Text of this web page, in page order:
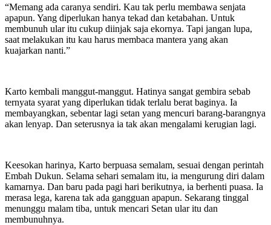
“Memang ada caranya sendiri. Kau tak perlu membawa senjata
apapun. Yang diperlukan hanya tekad dan ketabahan. Untuk
membunuh ular itu cukup diinjak saja ekornya. Tapi jangan lupa,
saat melakukan itu kau harus membaca mantera yang akan
kuajarkan nanti.”
Karto kembali manggut-manggut. Hatinya sangat gembira sebab
ternyata syarat yang diperlukan tidak terlalu berat baginya. Ia
membayangkan, sebentar lagi setan yang mencuri barang-barangnya
akan lenyap. Dan seterusnya ia tak akan mengalami kerugian lagi.
Keesokan harinya, Karto berpuasa semalam, sesuai dengan perintah
Embah Dukun. Selama sehari semalam itu, ia mengurung diri dalam
kamarnya. Dan baru pada pagi hari berikutnya, ia berhenti puasa. Ia
merasa lega, karena tak ada gangguan apapun. Sekarang tinggal
menunggu malam tiba, untuk mencari Setan ular itu dan
membunuhnya.